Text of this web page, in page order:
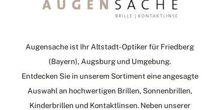
Augensache ist Ihr Altstadt-Optiker für Friedberg
(Bayern), Augsburg und Umgebung.
Entdecken Sie in unserem Sortiment eine angesagte
Auswahl an hochwertigen Brillen, Sonnenbrillen,
Kinderbrillen und Kontaktlinsen. Neben unserer